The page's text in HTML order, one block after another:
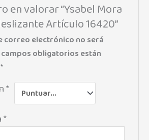
en valorar “Ysabel Mora
Artículo 16420”
correo electrónico no será
campos obligatorios están
*
*
*